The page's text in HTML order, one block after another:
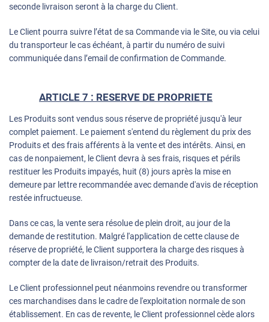
seconde livraison seront à la charge du Client.
Le Client pourra suivre l’état de sa Commande via le Site, ou via celui
du transporteur le cas échéant, à partir du numéro de suivi
communiquée dans l’email de confirmation de Commande.
ARTICLE 7 : RESERVE DE PROPRIETE
Les Produits sont vendus sous réserve de propriété jusqu'à leur
complet paiement. Le paiement s'entend du règlement du prix des
Produits et des frais afférents à la vente et des intérêts. Ainsi, en
cas de nonpaiement, le Client devra à ses frais, risques et périls
restituer les Produits impayés, huit (8) jours après la mise en
demeure par lettre recommandée avec demande d'avis de réception
restée infructueuse.
Dans ce cas, la vente sera résolue de plein droit, au jour de la
demande de restitution. Malgré l'application de cette clause de
réserve de propriété, le Client supportera la charge des risques à
compter de la date de livraison/retrait des Produits.
Le Client professionnel peut néanmoins revendre ou transformer
ces marchandises dans le cadre de l'exploitation normale de son
établissement. En cas de revente, le Client professionnel cède alors